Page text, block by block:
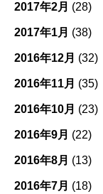
2017年2月 (28)
2017年1月 (38)
2016年12月 (32)
2016年11月 (35)
2016年10月 (23)
2016年9月 (22)
2016年8月 (13)
2016年7月 (18)